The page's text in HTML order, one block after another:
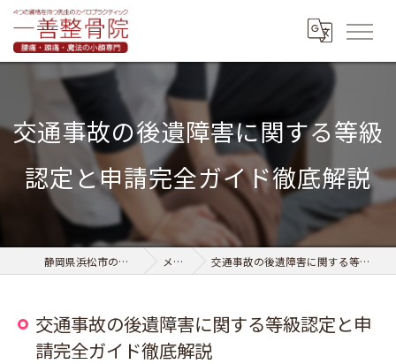
交通事故の後遺障害に関する等級
認定と申請完全ガイド徹底解説
静岡県浜松市の整骨なら一善整骨院 メディア 交通事故の後遺障害に関する等級認定と申請完全ガイド徹底解説
交通事故の後遺障害に関する等級認定と申
請完全ガイド徹底解説